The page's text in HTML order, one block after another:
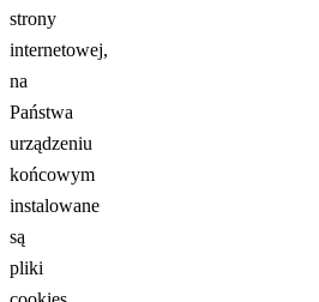
strony
internetowej,
na
Państwa
urządzeniu
końcowym
instalowane
są
pliki